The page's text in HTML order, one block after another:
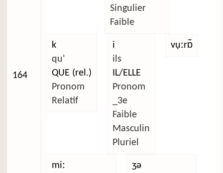
164
Singulier
Faible
k
qu'
QUE (rel.)
Pronom
Relatif
i
ils
IL/ELLE
Pronom
_3e
Faible
Masculin
Pluriel
vụːrɒ̃
miː
ʒə